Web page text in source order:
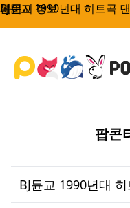
BJ듄교 1990년대 히트곡
팝콘
BJ듄교 1990년대
페이지 정보
본문